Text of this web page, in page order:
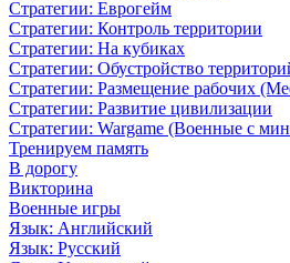
Стратегии: Еврогейм
Стратегии: Контроль территории
Стратегии: На кубиках
Стратегии: Обустройство
Стратегии: Размещение рабочих
Стратегии: Развитие цивилизации
Стратегии: Wargame (Военные с
Тренируем память
В дорогу
Викторина
Военные игры
Язык: Английский
Язык: Русский